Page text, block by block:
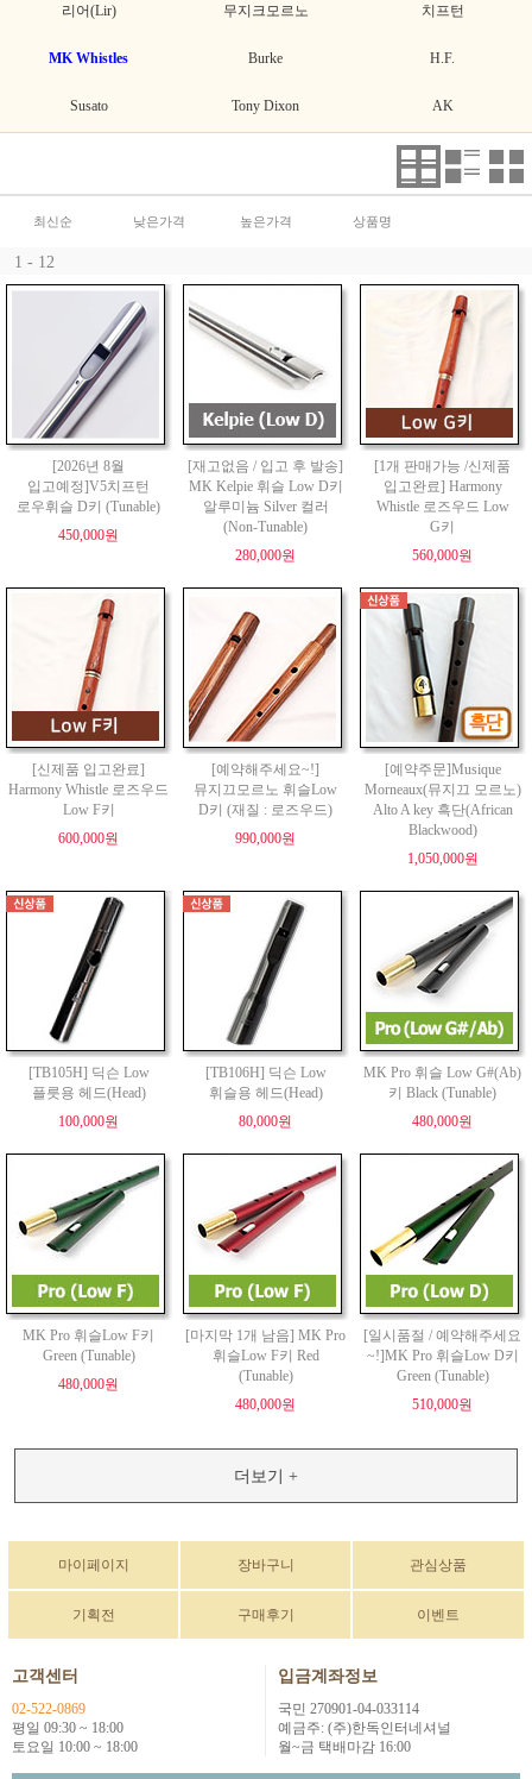
리어(Lir) 무지크모르노 치프턴
MK Whistles Burke H.F.
Susato Tony Dixon AK
최신순 낮은가격 높은가격 상품명
1 - 12
[2026년 8월
입고예정]V5치프턴
로우휘슬 D키 (Tunable)
450,000원
[재고없음 / 입고 후 발송]
MK Kelpie 휘슬 Low D키
알루미늄 Silver 컬러
(Non-Tunable)
280,000원
[1개 판매가능 /신제품
입고완료] Harmony
Whistle 로즈우드 Low
G키
560,000원
[신제품 입고완료]
Harmony Whistle 로즈우드
Low F키
600,000원
[예약해주세요~!]
뮤지끄모르노 휘슬Low
D키 (재질 : 로즈우드)
990,000원
[예약주문]Musique
Morneaux(뮤지끄 모르노)
Alto A key 흑단(African
Blackwood)
1,050,000원
[TB105H] 딕슨 Low
플릇용 헤드(Head)
100,000원
[TB106H] 딕슨 Low
휘슬용 헤드(Head)
80,000원
MK Pro 휘슬 Low G#(Ab)
키 Black (Tunable)
480,000원
MK Pro 휘슬Low F키
Green (Tunable)
480,000원
[마지막 1개 남음] MK Pro
휘슬Low F키 Red
(Tunable)
480,000원
[일시품절 / 예약해주세요
~!]MK Pro 휘슬Low D키
Green (Tunable)
510,000원
더보기 +
마이페이지 장바구니 관심상품
기획전 구매후기 이벤트
고객센터
02-522-0869
평일 09:30 ~ 18:00
토요일 10:00 ~ 18:00
입금계좌정보
국민 270901-04-033114
예금주: (주)한독인터네셔널
월~금 택배마감 16:00